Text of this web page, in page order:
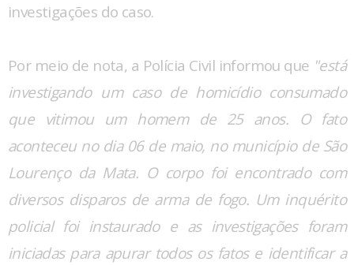
investigações do caso.
Por meio de nota, a Polícia Civil informou que "está
investigando um caso de homicídio consumado
que vitimou um homem de 25 anos. O fato
aconteceu no dia 06 de maio, no município de São
Lourenço da Mata. O corpo foi encontrado com
diversos disparos de arma de fogo. Um inquérito
policial foi instaurado e as investigações foram
iniciadas para apurar todos os fatos e identificar a